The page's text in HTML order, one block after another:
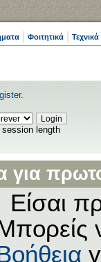
Φοιτητικά
.
session length
για
Είσαι